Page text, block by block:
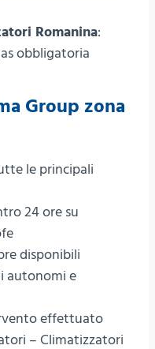
Romanina:
obbligatoria
Group zona
le principali
24 ore su
disponibili
autonomi e
effettuato
– Climatizzatori